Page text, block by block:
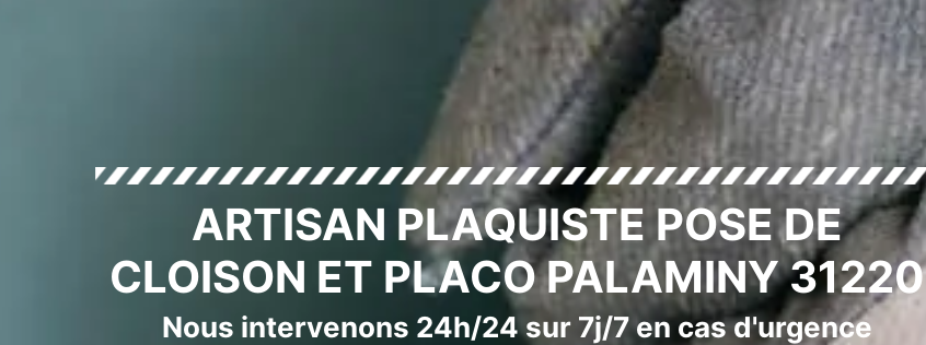
ARTISAN PLAQUISTE POSE DE
CLOISON ET PLACO PALAMINY 31220
Nous intervenons 24h/24 sur 7j/7 en cas d'urgence